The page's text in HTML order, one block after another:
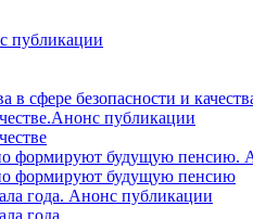
публикации
сфере безопасности и
публикации
формируют будущую пенсию.
формируют будущую пенсию
года. Анонс публикации